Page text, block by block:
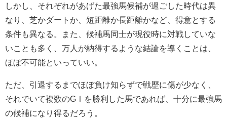
しかし、それぞれがあげた最強馬候補が過ごした時代は異
なり、芝かダートか、短距離か長距離かなど、得意とする
条件も異なる。また、候補馬同士が現役時に対戦していな
いことも多く、万人が納得するような結論を導くことは、
ほぼ不可能といっていい。
ただ、引退するまでほぼ負け知らずで戦歴に傷が少なく、
それでいて複数のGⅠを勝利した馬であれば、十分に最強馬
の候補になり得るだろう。